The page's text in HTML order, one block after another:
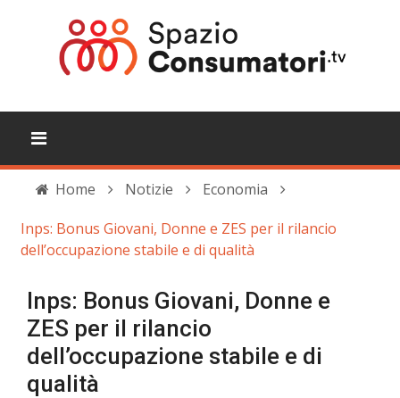
Home Notizie
Economia
Inps: Bonus Giovani, Donne e ZES per il rilancio
dell’occupazione stabile e di qualità
Inps: Bonus Giovani, Donne e
ZES per il rilancio
dell’occupazione stabile e di
qualità